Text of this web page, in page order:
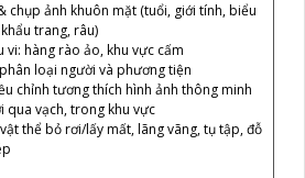
chụp ảnh khuôn mặt (tuổi, giới tính, biểu
trang, râu)
vi: hàng rào ảo, khu vực cấm
phân loại người và phương tiện
chỉnh tương thích hình ảnh thông minh
qua vạch, trong khu vực
thể bỏ rơi/lấy mất, lãng vãng, tụ tập, đỗ